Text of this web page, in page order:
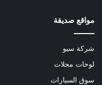
مواقع صديقة
شركة سيو
لوحات محلات
سوق السيارات